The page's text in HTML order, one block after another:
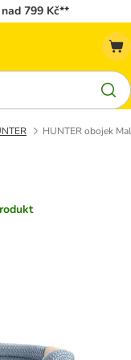
799 Kč**
HUNTER obojek